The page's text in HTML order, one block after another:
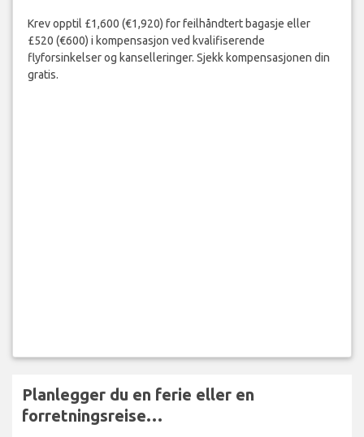
Krev opptil £1,600 (€1,920) for feilhåndtert bagasje eller
£520 (€600) i kompensasjon ved kvalifiserende
flyforsinkelser og kanselleringer. Sjekk kompensasjonen din
gratis.
Planlegger du en ferie eller en
forretningsreise…